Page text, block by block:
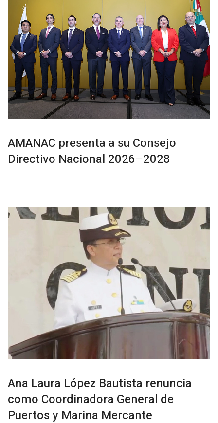
AMANAC presenta a su Consejo
Directivo Nacional 2026–2028
Ana Laura López Bautista renuncia
como Coordinadora General de
Puertos y Marina Mercante